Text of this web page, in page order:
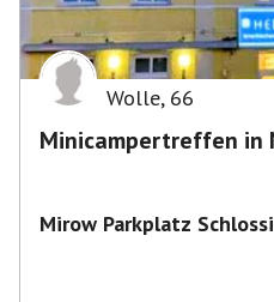
Wolle, 66
Minicampertreffen in
Mirow Parkplatz